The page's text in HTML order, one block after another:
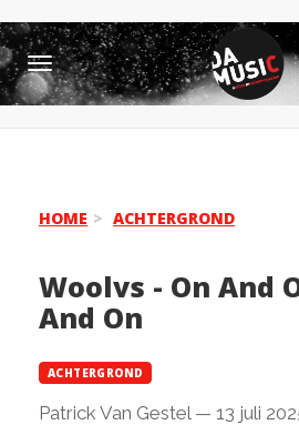
Toggle
navigation
HOME ACHTERGROND
Woolvs - On And
And On
ACHTERGROND
Patrick Van Gestel— 13 juli